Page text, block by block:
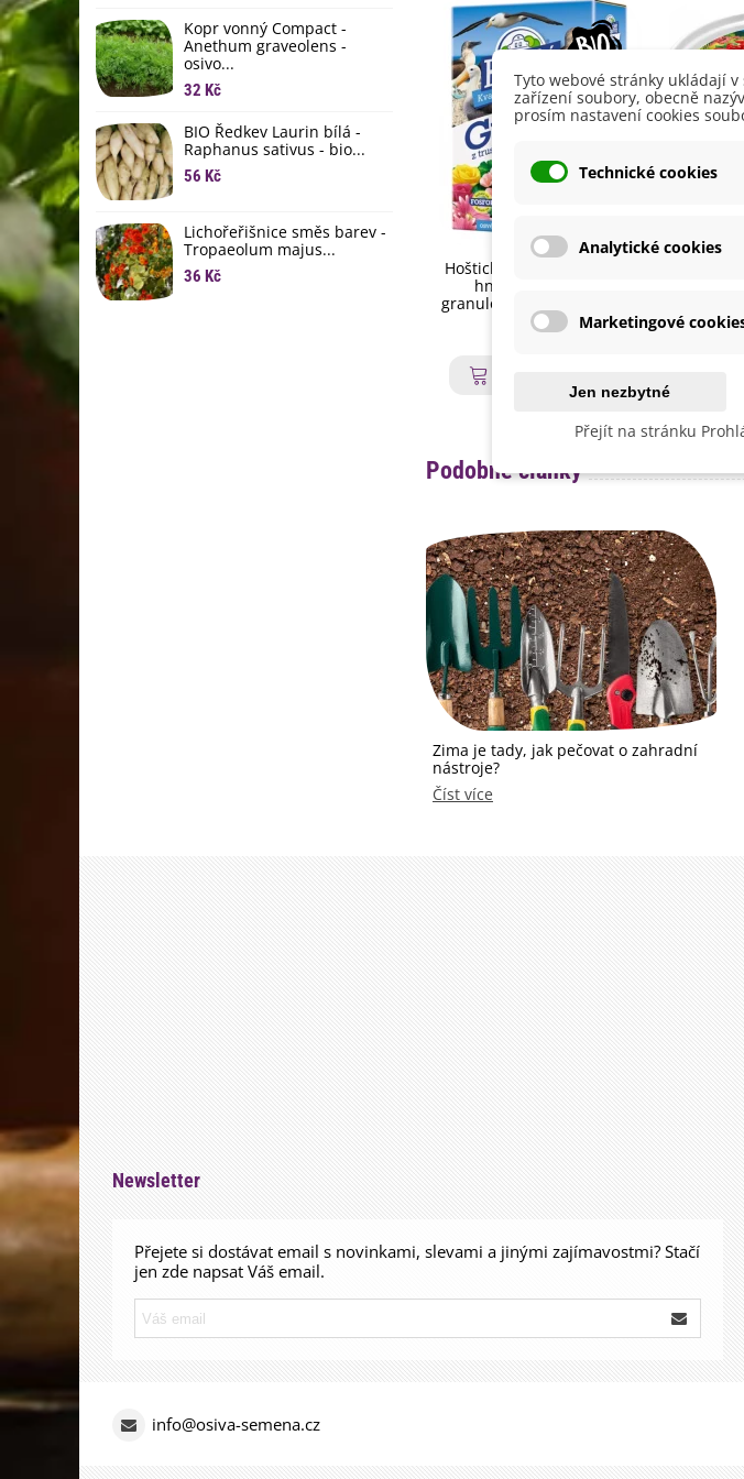
Kopr vonný Compact -
Anethum graveolens -
osivo...
32 Kč
BIO Ředkev Laurin bílá -
Raphanus sativus - bio...
56 Kč
Lichořeřišnice směs barev -
Tropaeolum majus...
36 Kč
60 Kč 85 Kč -30%
Begonie plnokvětá žlutá -
Begonia superba -...
60 Kč 85 Kč -30%
Eukalyptus Baby Blue -
Blahovičník - Eukalyptus...
90 Kč
Hoštické guáno - Hoštické
hnojivo - přírodní
granulované hnojivo - 1 kg
197 Kč
Podobné články
Zima je tady, jak pečovat o zahradní
nástroje?
Číst více
Newsletter
Přejete si dostávat email s novinkami, slevami a jinými zajímavostmi? Stačí
jen zde napsat Váš email.
info@osiva-semena.cz
Tyto webové stránky ukládají
zařízení soubory, obecně
prosím nastavení cookies
Technické cookies
Analytické cookies
Marketingové
Jen nezbytné
Přejít na stránku